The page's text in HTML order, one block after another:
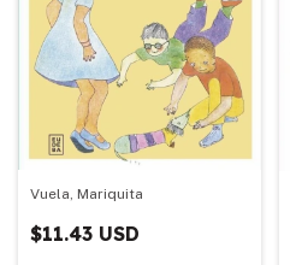
Vuela, Mariquita
$11.43 USD